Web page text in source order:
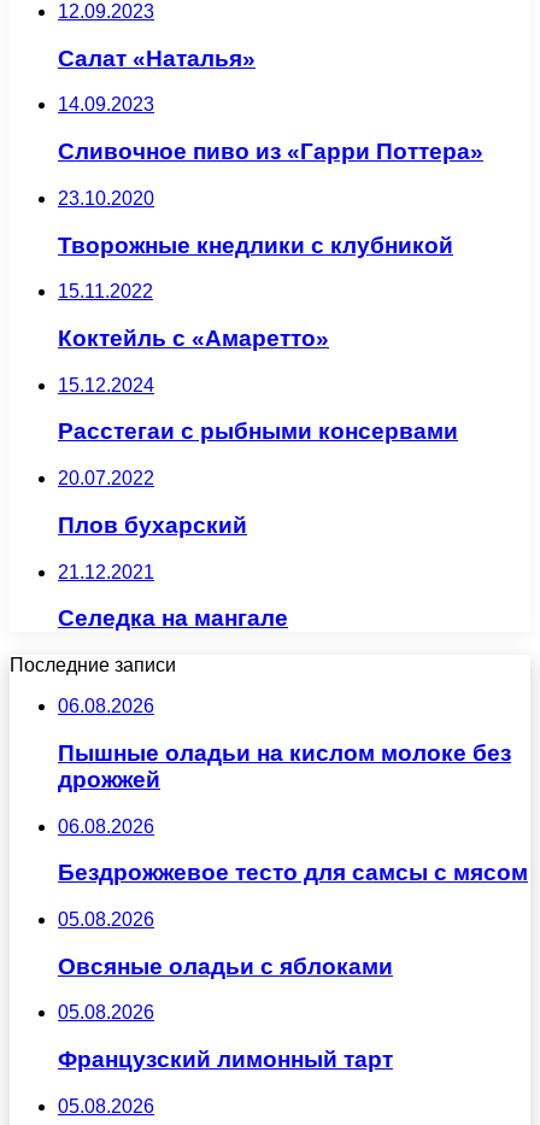
12.09.2023
Салат «Наталья»
14.09.2023
Сливочное пиво из «Гарри Поттера»
23.10.2020
Творожные кнедлики с клубникой
15.11.2022
Коктейль с «Амаретто»
15.12.2024
Расстегаи с рыбными консервами
20.07.2022
Плов бухарский
21.12.2021
Селедка на мангале
Последние записи
06.08.2026
Пышные оладьи на кислом молоке без
дрожжей
06.08.2026
Бездрожжевое тесто для самсы с мясом
05.08.2026
Овсяные оладьи с яблоками
05.08.2026
Французский лимонный тарт
05.08.2026